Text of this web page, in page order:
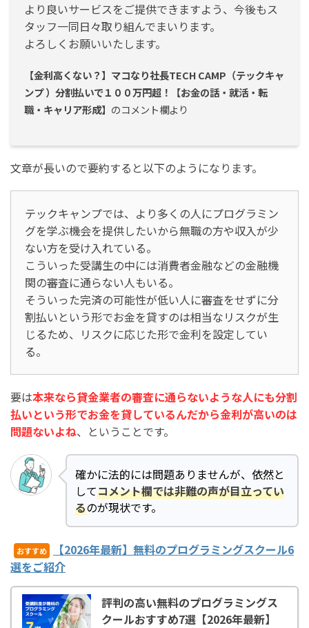
より良いサービスをご提供できますよう、今後もス
タッフ一同日々取り組んでまいります。
よろしくお願いいたします。
【金利高くない？】マコなり社長TECH CAMP（テックキャ
ンプ ）分割払いで１００万円超！【お金の話・就活・転
職・キャリア形成】 のコメント欄より
文章が長いので要約すると以下のようになります。
テックキャンプでは、より多くの人にプログラミン
グを学ぶ機会を提供したいから無職の方や収入が少
ない方を受け入れている。
こういった受講生の中には消費者金融などの金融機
関の審査に通らない人もいる。
そういった完済の可能性が低い人に審査をせずに分
割払いという形でお金を貸すのは相当なリスクが生
じるため、リスクに応じた形で金利を設定してい
る。
要は本来なら貸金業者の審査に通らないような人にも分割
払いという形でお金を貸しているんだから金利が高いのは
問題ないよね、ということです。
確かに法的には問題ありませんが、依然と
してコメント欄では非難の声が目立ってい
るのが現状です。
おすすめ
【2026年最新】無料のプログラミングスクール6
選をご紹介
評判の高い無料のプログラミングス
クールおすすめ7選【2026年最新】